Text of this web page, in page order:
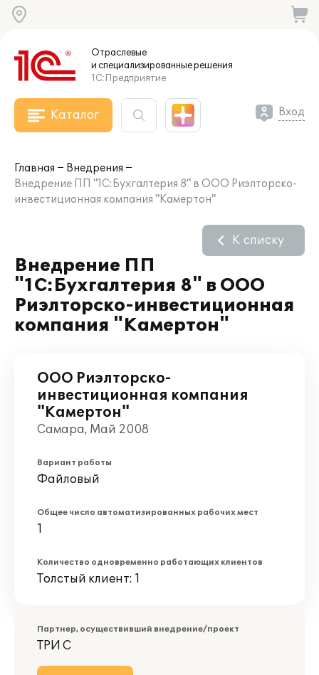
Отраслевые
и специализированныерешения
1С:Предприятие
Каталог Вход
Главная
Внедрения
Внедрение ПП "1С:Бухгалтерия 8" в ООО Риэлторско-
инвестиционная компания "Камертон"
Внедрение ПП
"1С:Бухгалтерия 8" в ООО
Риэлторско-инвестиционная
компания "Камертон"
К списку
ООО Риэлторско-
инвестиционная компания
"Камертон"
Самара, Май 2008
Вариант работы
Файловый
Общее число автоматизированных рабочих мест
1
Количество одновременно работающих клиентов
Толстый клиент: 1
Партнер, осуществивший внедрение/проект
ТРИ С